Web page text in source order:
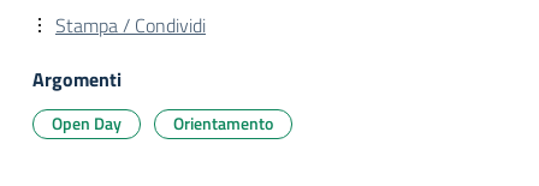
Stampa / Condividi
Argomenti
Open Day Orientamento